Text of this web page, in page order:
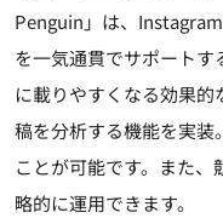
Penguin」は、
を一気通貫でサポート
に載りやすくなる効果
稿を分析する機能を実装
ことが可能です。また
略的に運用できます。